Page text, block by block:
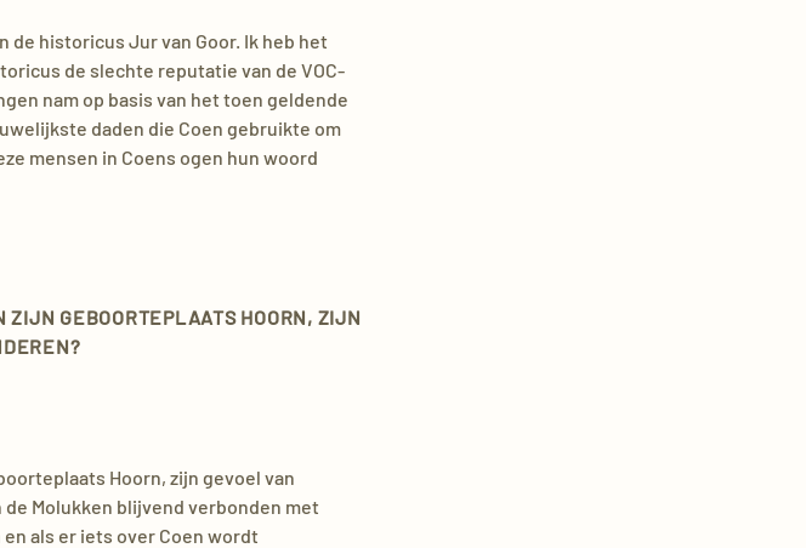
de historicus Jur van Goor. Ik heb het
de slechte reputatie van de VOC-
nam op basis van het toen geldende
daden die Coen gebruikte om
mensen in Coens ogen hun woord
ZIJN GEBOORTEPLAATS HOORN, ZIJN
Hoorn, zijn gevoel van
de Molukken blijvend verbonden met
als er iets over Coen wordt